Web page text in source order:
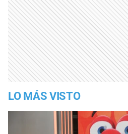
LO MÁS VISTO